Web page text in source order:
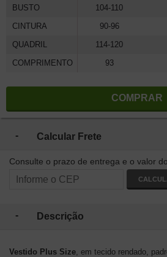
BUSTO
CINTURA
QUADRIL
COMPRIMENTO
104-110
90-96
114-120
93
COMPRAR
Calcular Frete
Consulte o prazo de entrega e o valor
Descrição
Vestido Plus Size, em tecido rendado,